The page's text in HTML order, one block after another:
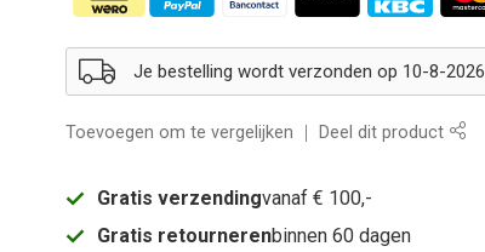
Je bestelling wordt verzonden op 10-8-2026
Toevoegen om te vergelijken Deel dit product
Gratis verzendingvanaf € 100,-
Gratis retournerenbinnen 60 dagen